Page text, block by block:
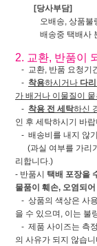
[당사부담]
오배송, 상품불량,
배송중 택배사 분
2. 교환, 반품이
- 교환, 반품 요청기
- 착용하시거나 다
가 배거나 이물질이
- 착용 전 세탁하신
인 후 세탁하시기 바
- 배송비를 내지 않
(과실 여부를 가리
리합니다.)
- 반품시 택배 포장을
물품이 훼손, 오염되
- 상품의 색상은 사
을 수 있으며, 이는 불
- 제품 사이즈는 측
의 사유가 되지 않습